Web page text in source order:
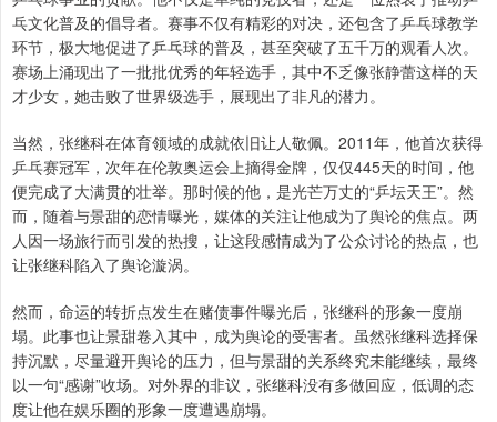
乓文化普及的倡导者。赛事不仅有精彩的对决，还包含了乒乓球教学
环节，极大地促进了乒乓球的普及，甚至突破了五千万的观看人次。
赛场上涌现出了一批批优秀的年轻选手，其中不乏像张静蕾这样的天
才少女，她击败了世界级选手，展现出了非凡的潜力。
当然，张继科在体育领域的成就依旧让人敬佩。2011年，他首次获得
乒乓赛冠军，次年在伦敦奥运会上摘得金牌，仅仅445天的时间，他
便完成了大满贯的壮举。那时候的他，是光芒万丈的“乒坛天王”。然
而，随着与景甜的恋情曝光，媒体的关注让他成为了舆论的焦点。两
人因一场旅行而引发的热搜，让这段感情成为了公众讨论的热点，也
让张继科陷入了舆论漩涡。
然而，命运的转折点发生在赌债事件曝光后，张继科的形象一度崩
塌。此事也让景甜卷入其中，成为舆论的受害者。虽然张继科选择保
持沉默，尽量避开舆论的压力，但与景甜的关系终究未能继续，最终
以一句“感谢”收场。对外界的非议，张继科没有多做回应，低调的态
度让他在娱乐圈的形象一度遭遇崩塌。